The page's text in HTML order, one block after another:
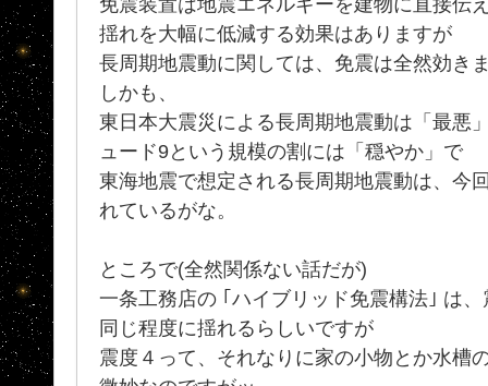
揺れを大幅に低減する効果はありますが
長周期地震動に関しては、免震は全然効き
しかも、
東日本大震災による長周期地震動は「最悪
ュード9という規模の割には「穏やか」で
東海地震で想定される長周期地震動は、今
れているがな。
ところで(全然関係ない話だが)
一条工務店の ｢ハイブリッド免震構法｣ は
同じ程度に揺れるらしいですが
震度４って、それなりに家の小物とか水槽